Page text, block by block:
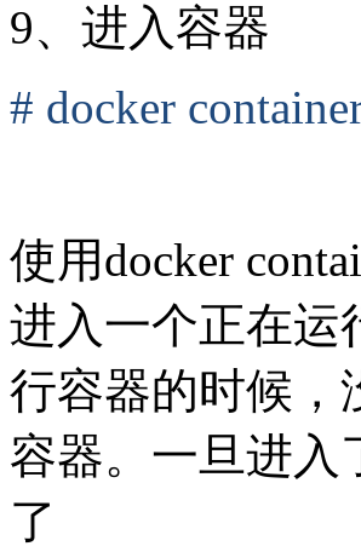
9、进入容器
# docker
使用docker
进入一个正在运
行容器的时候，
容器。一旦进入
了